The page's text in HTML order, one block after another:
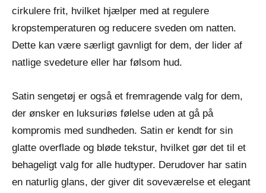
cirkulere frit, hvilket hjælper med at regulere
kropstemperaturen og reducere sveden om natten.
Dette kan være særligt gavnligt for dem, der lider af
natlige svedeture eller har følsom hud.
Satin sengetøj er også et fremragende valg for dem,
der ønsker en luksuriøs følelse uden at gå på
kompromis med sundheden. Satin er kendt for sin
glatte overflade og bløde tekstur, hvilket gør det til et
behageligt valg for alle hudtyper. Derudover har satin
en naturlig glans, der giver dit soveværelse et elegant